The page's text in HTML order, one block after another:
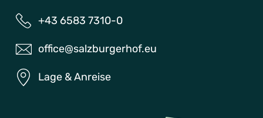
+43 6583 7310-0
office@salzburgerhof.eu
Lage & Anreise